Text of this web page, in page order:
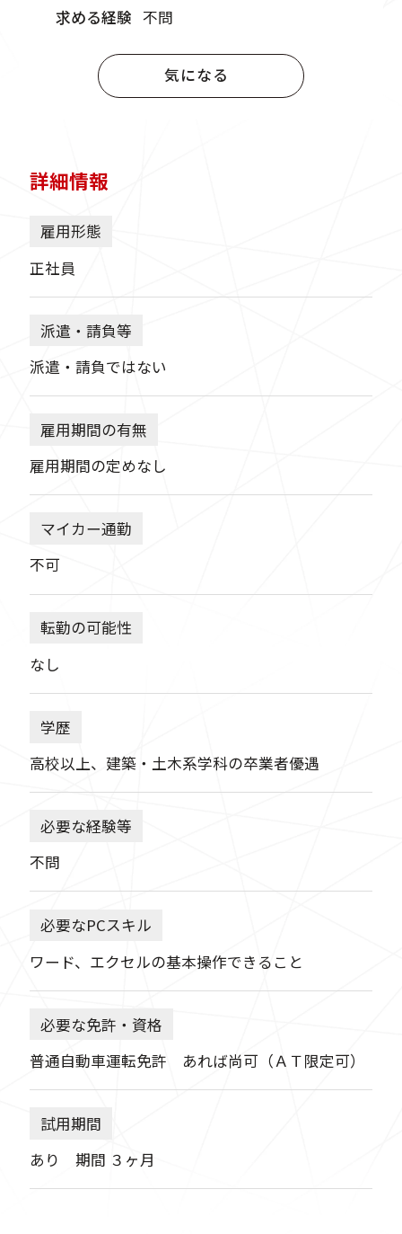
求める経験 不問
気になる
詳細情報
雇用形態
正社員
派遣・請負等
派遣・請負ではない
雇用期間の有無
雇用期間の定めなし
マイカー通勤
不可
転勤の可能性
なし
学歴
高校以上、建築・土木系学科の卒業者優遇
必要な経験等
不問
必要なPCスキル
ワード、エクセルの基本操作できること
必要な免許・資格
普通自動車運転免許 あれば尚可（ＡＴ限定可）
試用期間
あり 期間 ３ヶ月